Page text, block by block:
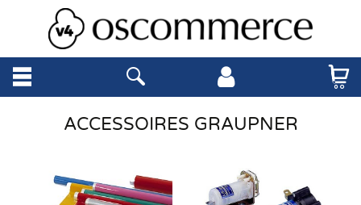
ACCESSOIRES GRAUPNER